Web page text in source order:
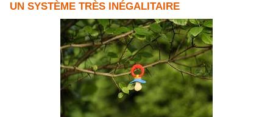
UN SYSTÈME TRÈS INÉGALITAIRE